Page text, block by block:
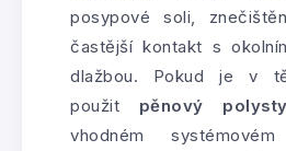
posypové soli,
častější kontakt s
dlažbou. Pokud je v
použit pěnový
vhodném